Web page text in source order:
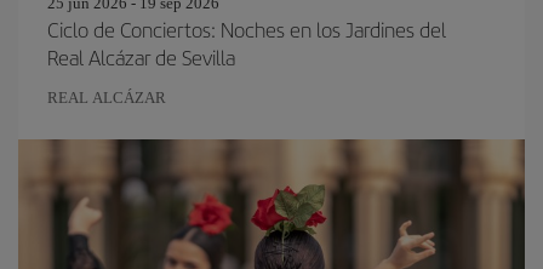
Ciclo de Conciertos: Noches en los Jardines del
Real Alcázar de Sevilla
REAL ALCÁZAR